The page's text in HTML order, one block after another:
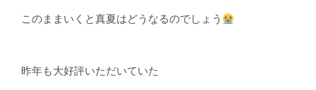
このままいくと真夏はどうなるのでしょう
昨年も大好評いただいていた